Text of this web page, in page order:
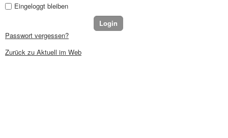
Eingeloggt bleiben
Passwort vergessen?
Zurück zu Aktuell im Web